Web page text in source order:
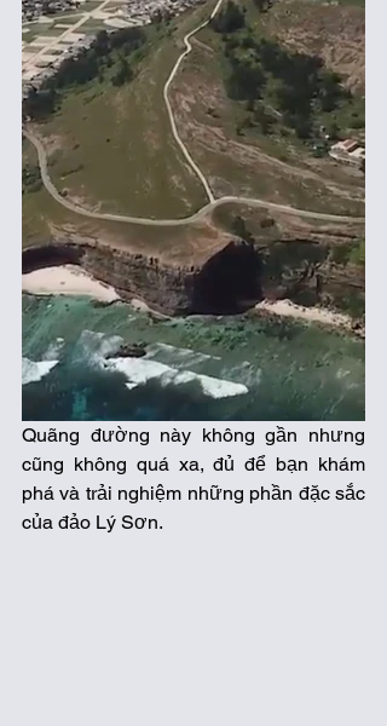
Quãng đường này không gần nhưng
cũng không quá xa, đủ để bạn khám
phá và trải nghiệm những phần đặc sắc
của đảo Lý Sơn.